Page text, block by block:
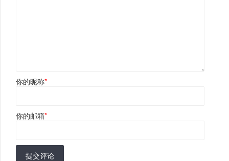
你的昵称*
你的邮箱*
提交评论